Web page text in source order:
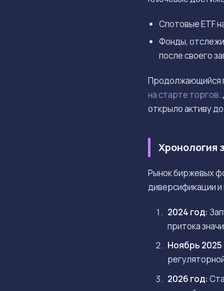
Спотовые ETF
Фонды,
после своего
Продолжающийся
на старте торгов.
открыло активу
Хронология
Рынок биржевых
диверсификации
2024 год:
притока
Ноябрь 2025
2026 год: